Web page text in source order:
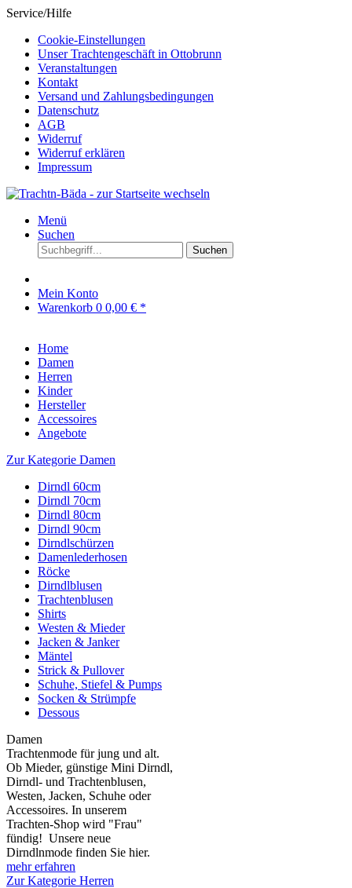
Service/Hilfe
Cookie-Einstellungen
Unser Trachtengeschäft in Ottobrunn
Veranstaltungen
Kontakt
Versand und Zahlungsbedingungen
Datenschutz
AGB
Widerruf
Widerruf erklären
Impressum
Menü
Suchen
Suchen
Mein Konto
Warenkorb 0 0,00 € *
Home
Damen
Herren
Kinder
Hersteller
Accessoires
Angebote
Zur Kategorie Damen
Dirndl 60cm
Dirndl 70cm
Dirndl 80cm
Dirndl 90cm
Dirndlschürzen
Damenlederhosen
Röcke
Dirndlblusen
Trachtenblusen
Shirts
Westen & Mieder
Jacken & Janker
Mäntel
Strick & Pullover
Schuhe, Stiefel & Pumps
Socken & Strümpfe
Dessous
Damen
Trachtenmode für jung und alt.
Ob Mieder, günstige Mini Dirndl,
Dirndl- und Trachtenblusen,
Westen, Jacken, Schuhe oder
Accessoires. In unserem
Trachten-Shop wird "Frau"
fündig! Unsere neue
Dirndlnmode finden Sie hier.
mehr erfahren
Zur Kategorie Herren